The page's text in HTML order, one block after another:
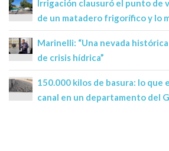
Irrigación clausuró el punto de
de un matadero frigorífico y lo
Marinelli: “Una nevada
de crisis hídrica”
150.000 kilos de basura: lo que
canal en un departamento del